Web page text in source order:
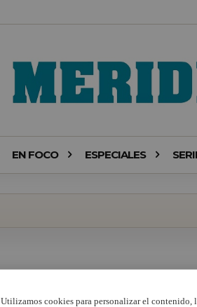
EN FOCO ESPECIALES
Utilizamos cookies para personalizar el contenido,